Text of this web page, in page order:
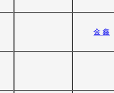
金 鑫